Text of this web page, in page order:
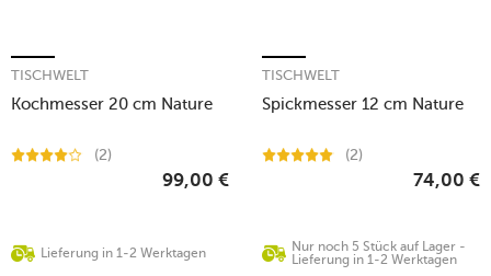
Kochmesser 20 cm Nature
TISCHWELT
(2)
Lieferung in 1-2 Werktagen
99,00 €
Spickmesser 12 cm Nature
TISCHWELT
(2)
Nur noch 5 Stück auf Lager -
Lieferung in 1-2 Werktagen
74,00 €